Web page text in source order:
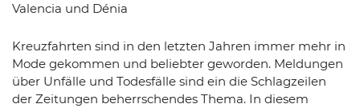
Valencia und Dénia
Kreuzfahrten sind in den letzten Jahren immer mehr in
Mode gekommen und beliebter geworden. Meldungen
über Unfälle und Todesfälle sind ein die Schlagzeilen
der Zeitungen beherrschendes Thema. In diesem